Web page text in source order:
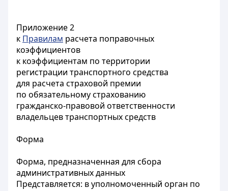
Приложение 2
к Правилам расчета поправочных
коэффициентов
к коэффициентам по территории
регистрации транспортного средства
для расчета страховой премии
по обязательному страхованию
гражданско-правовой ответственности
владельцев транспортных средств
Форма
Форма, предназначенная для сбора
административных данных
Представляется: в уполномоченный орган по